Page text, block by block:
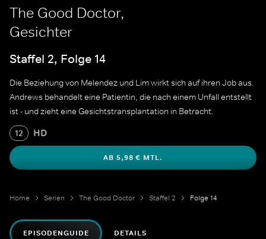
The Good Doctor,
Gesichter
Staffel 2, Folge 14
Die Beziehung von Melendez und Lim wirkt sich auf ihren Job aus.
Andrews behandelt eine Patientin, die nach einem Unfall entstellt
ist - und zieht eine Gesichtstransplantation in Betracht.
12 HD
AB 5,98 € MTL.
Home Serien The Good Doctor Staffel 2 Folge 14
EPISODENGUIDE DETAILS